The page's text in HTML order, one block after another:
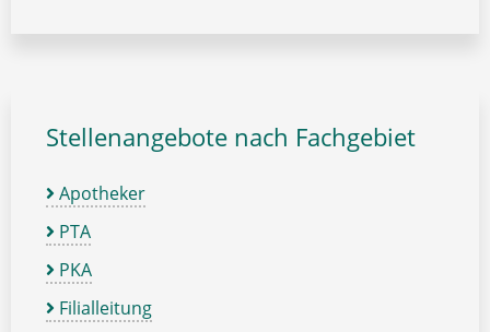
Stellenangebote nach Fachgebiet
Apotheker
PTA
PKA
Filialleitung